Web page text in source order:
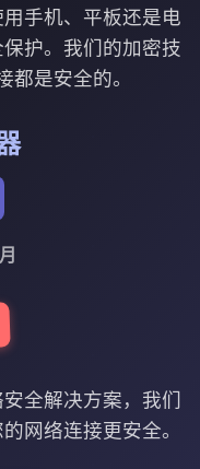
手机、平板还是电
护。我们的加密技
是安全的。
全解决方案，我们
网络连接更安全。